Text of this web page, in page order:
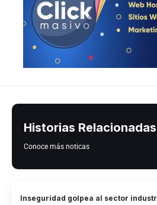
Historias Relacionadas
Conoce más noticas
Inseguridad golpea al sector